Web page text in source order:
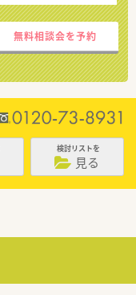
無料相談会を予約
検討リストを
見る